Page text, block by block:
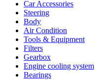
Car Accessories
Steering
Body
Air Condition
Tools & Equipment
Filters
Gearbox
Engine cooling system
Bearings